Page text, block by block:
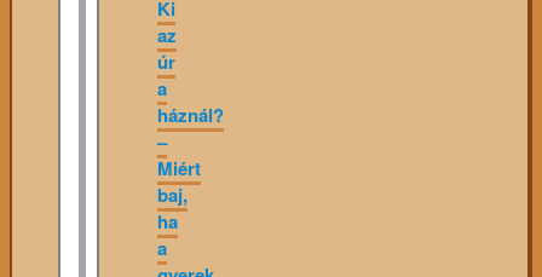
Ki
az
úr
a
háznál?
–
Miért
baj,
ha
a